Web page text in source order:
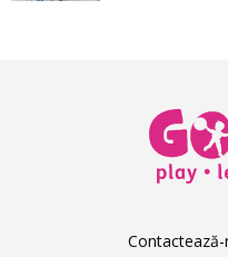
Contactează-